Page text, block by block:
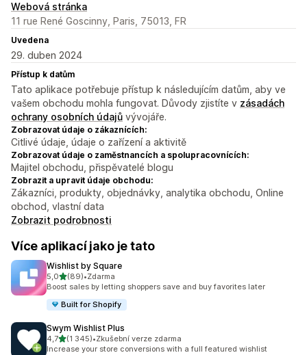
Webová stránka
11 rue René Goscinny, Paris, 75013, FR
Uvedena
29. duben 2024
Přístup k datům
Tato aplikace potřebuje přístup k následujícím datům, aby ve
vašem obchodu mohla fungovat. Důvody zjistíte v zásadách
ochrany osobních údajů vývojáře.
Zobrazovat údaje o zákaznících:
Citlivé údaje, údaje o zařízení a aktivitě
Zobrazovat údaje o zaměstnancích a spolupracovnících:
Majitel obchodu, přispěvatelé blogu
Zobrazit a upravit údaje obchodu:
Zákazníci, produkty, objednávky, analytika obchodu, Online
obchod, vlastní data
Zobrazit podrobnosti
Více aplikací jako je tato
Wishlist by Square
5,0z 5 hvězd
(89)
Celkový počet recenzí: 89
•Zdarma
Boost sales by letting shoppers save and buy favorites later
Built for Shopify
Swym Wishlist Plus
4,7z 5 hvězd
(1 345)
Celkový počet recenzí: 1345
•Zkušební verze zdarma
Increase your store conversions with a full featured wishlist